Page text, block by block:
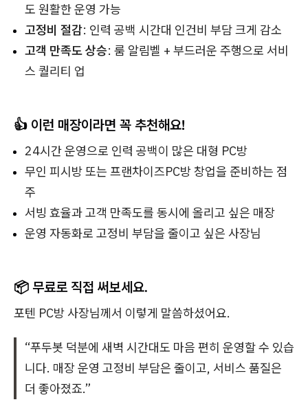
도 원활한 운영 가능
고정비 절감: 인력 공백 시간대 인건비 부담 크게 감소
고객 만족도 상승: 룸 알림벨 + 부드러운 주행으로 서비
스 퀄리티 업
👍 이런 매장이라면 꼭 추천해요!
24시간 운영으로 인력 공백이 많은 대형 PC방
무인 피시방 또는 프랜차이즈PC방 창업을 준비하는 점
주
서빙 효율과 고객 만족도를 동시에 올리고 싶은 매장
운영 자동화로 고정비 부담을 줄이고 싶은 사장님
📦 무료로 직접 써보세요.
포텐 PC방 사장님께서 이렇게 말씀하셨어요.
“푸두봇 덕분에 새벽 시간대도 마음 편히 운영할 수 있습
니다. 매장 운영 고정비 부담은 줄이고, 서비스 품질은
더 좋아졌죠.”